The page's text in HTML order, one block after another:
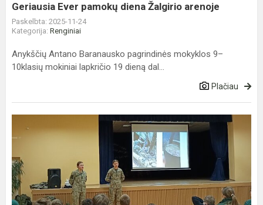
Geriausia Ever pamokų diena Žalgirio arenoje
Paskelbta: 2025-11-24
Kategorija: Renginiai
Anykščių Antano Baranausko pagrindinės mokyklos 9–
10klasių mokiniai lapkričio 19 dieną dal...
Plačiau
diena